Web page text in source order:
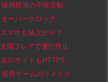
用担当の不快言動
ーバークロック
マホも値上がり？
陽フレアで運行停止
のサイトもHTTPS
作ゲームのリメイク